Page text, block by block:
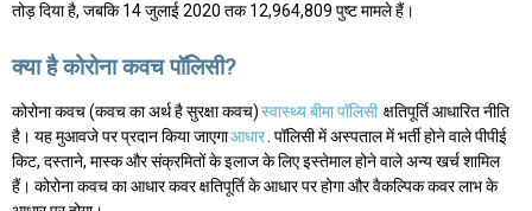
तोड़ दिया है, जबकि 14 जुलाई 2020 तक 12,964,809 पुष्ट मामले हैं।
क्या है कोरोना कवच पॉलिसी?
कोरोना कवच (कवच का अर्थ है सुरक्षा कवच)स्वास्थ्य बीमा पॉलिसी क्षतिपूर्ति आधारित नीति
है। यह मुआवजे पर प्रदान किया जाएगाआधार . पॉलिसी में अस्पताल में भर्ती होने वाले पीपीई
किट, दस्ताने, मास्क और संक्रमितों के इलाज के लिए इस्तेमाल होने वाले अन्य खर्च शामिल
हैं। कोरोना कवच का आधार कवर क्षतिपूर्ति के आधार पर होगा और वैकल्पिक कवर लाभ के